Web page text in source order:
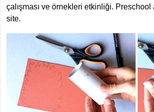
çalışması ve örnekleri etkinliği. Preschool
site.